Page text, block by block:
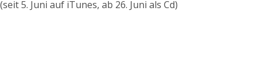
(seit 5. Juni auf iTunes, ab 26. Juni als Cd)